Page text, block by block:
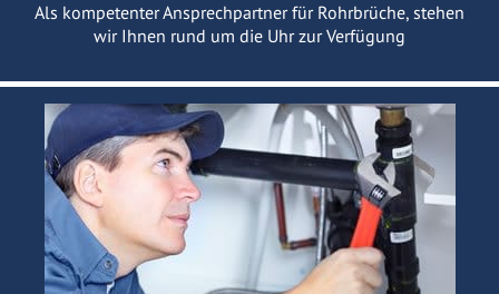
Als kompetenter Ansprechpartner für Rohrbrüche, stehen
wir Ihnen rund um die Uhr zur Verfügung